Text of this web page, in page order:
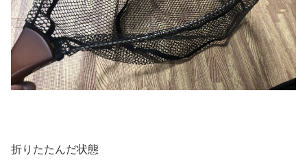
折りたたんだ状態